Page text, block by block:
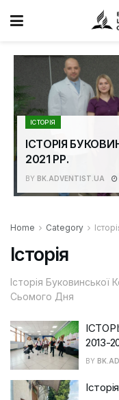
ІСТОРІЯ
ІСТОРІЯ
2021 РР.
BY BK.ADVENTIST.UA
Home Category
Історія
Історія Буковинської
Сьомого Дня
2013-
BY